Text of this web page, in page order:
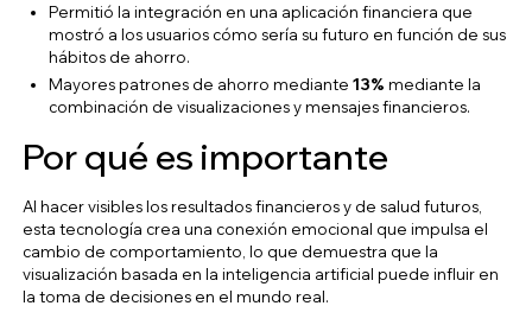
Permitió la integración en una aplicación financiera que
mostró a los usuarios cómo sería su futuro en función de sus
hábitos de ahorro.
Mayores patrones de ahorro mediante13% mediante la
combinación de visualizaciones y mensajes financieros.
Por qué es importante
Al hacer visibles los resultados financieros y de salud futuros,
esta tecnología crea una conexión emocional que impulsa el
cambio de comportamiento, lo que demuestra que la
visualización basada en la inteligencia artificial puede influir en
la toma de decisiones en el mundo real.